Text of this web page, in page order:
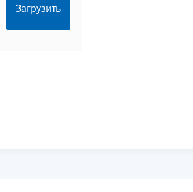
Загрузить